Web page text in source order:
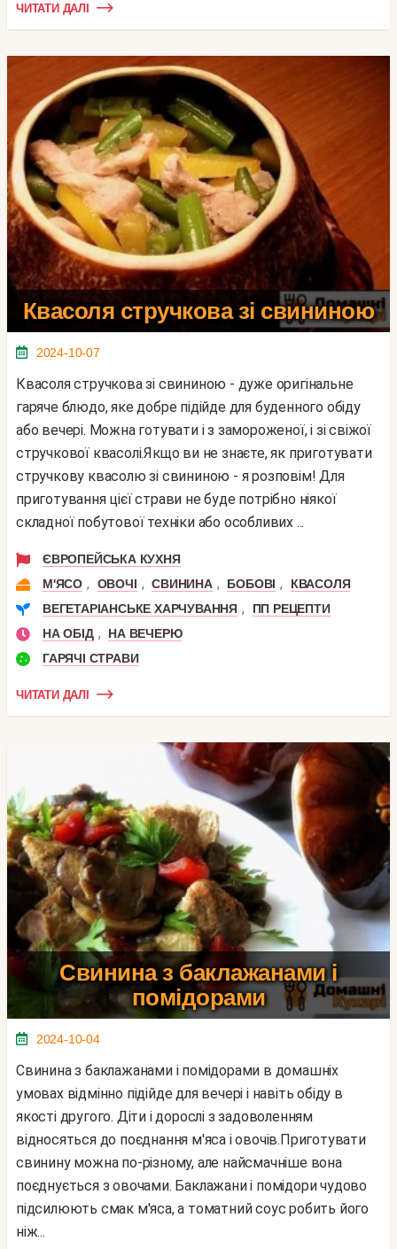
ЧИТАТИ ДАЛІ
Квасоля стручкова зі свининою
2024-10-07
Квасоля стручкова зі свининою - дуже оригінальне
гаряче блюдо, яке добре підійде для буденного обіду
або вечері. Можна готувати і з замороженої, і зі свіжої
стручкової квасолі.Якщо ви не знаєте, як приготувати
стручкову квасолю зі свининою - я розповім! Для
приготування цієї страви не буде потрібно ніякої
складної побутової техніки або особливих ...
ЄВРОПЕЙСЬКА КУХНЯ
М'ЯСО , ОВОЧІ , СВИНИНА , БОБОВІ ,
КВАСОЛЯ
ВЕГЕТАРІАНСЬКЕ ХАРЧУВАННЯ ,
ПП РЕЦЕПТИ
НА ОБІД ,
НА ВЕЧЕРЮ
ГАРЯЧІ СТРАВИ
ЧИТАТИ ДАЛІ
Свинина з баклажанами і
помідорами
2024-10-04
Свинина з баклажанами і помідорами в домашніх
умовах відмінно підійде для вечері і навіть обіду в
якості другого. Діти і дорослі з задоволенням
відносяться до поєднання м'яса і овочів.Приготувати
свинину можна по-різному, але найсмачніше вона
поєднується з овочами. Баклажани і помідори чудово
підсилюють смак м'яса, а томатний соус робить його
ніж...